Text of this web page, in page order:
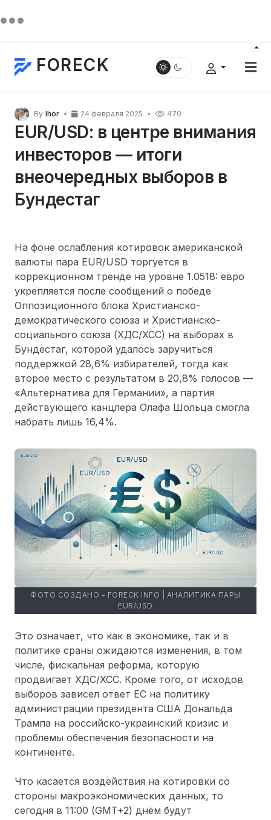
FORECK
By Ihor 24 февраля 2025 470
EUR/USD: в центре внимания
инвесторов — итоги
внеочередных выборов в
Бундестаг
На фоне ослабления котировок американской
валюты пара EUR/USD торгуется в
коррекционном тренде на уровне 1.0518: евро
укрепляется после сообщений о победе
Оппозиционного блока Христианско-
демократического союза и Христианско-
социального союза (ХДС/ХСС) на выборах в
Бундестаг, которой удалось заручиться
поддержкой 28,6% избирателей, тогда как
второе место с результатом в 20,8% голосов —
«Альтернатива для Германии», а партия
действующего канцлера Олафа Шольца смогла
набрать лишь 16,4%.
ФОТО СОЗДАНО - FORECK.INFO | АНАЛИТИКА ПАРЫ
EUR/USD
Это означает, что как в экономике, так и в
политике сраны ожидаются изменения, в том
числе, фискальная реформа, которую
продвигает ХДС/ХСС. Кроме того, от исходов
выборов зависел ответ ЕС на политику
администрации президента США Дональда
Трампа на российско-украинский кризис и
проблемы обеспечения безопасности на
континенте.
Что касается воздействия на котировки со
стороны макроэкономических данных, то
сегодня в 11:00 (GMT+2) днём будут